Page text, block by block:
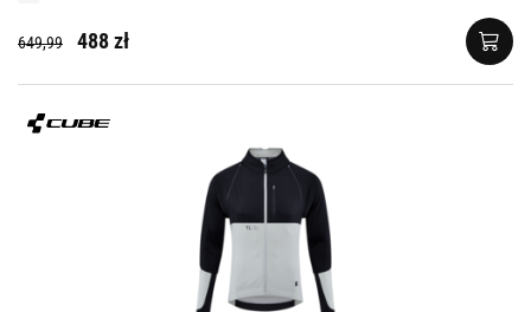
649,99 488 zł